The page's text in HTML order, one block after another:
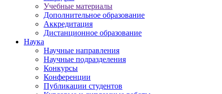
Учебные материалы
Дополнительное образование
Аккредитация
Дистанционное образование
Наука
Научные направления
Научные подразделения
Конкурсы
Конференции
Публикации студентов